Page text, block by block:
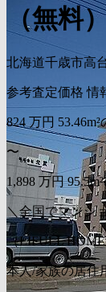
（無料
北海道千歳市高
参考査定価格 情
824 万円
〜
1,898 万円
＼全国でマンシ
（LIFULL
本人/家族の居住